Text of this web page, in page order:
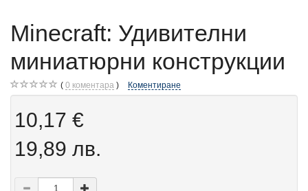
Minecraft: Удивителни
миниатюрни конструкции
0 коментара Коментиране
10,17 €
19,89 лв.